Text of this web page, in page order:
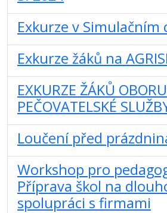
Exkurze v Simulačním
Exkurze žáků na
EXKURZE ŽÁKŮ
PEČOVATELSKÉ
Loučení před
Workshop pro
Příprava škol na
spolupráci s firmami